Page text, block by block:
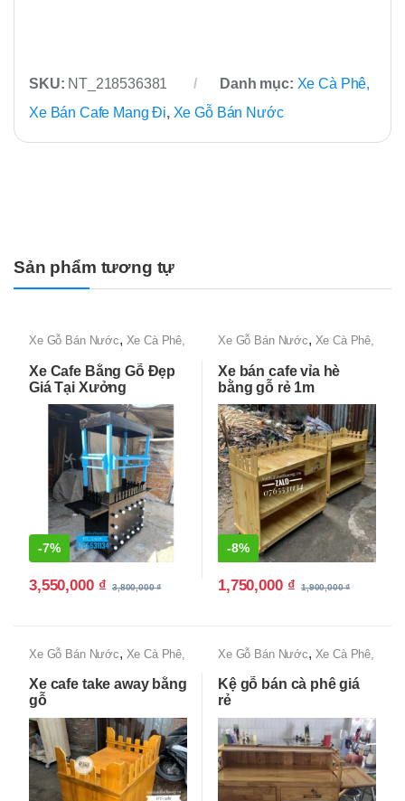
SKU: NT_218536381 Danh mục: Xe Cà Phê,
Xe Bán Cafe Mang Đi, Xe Gỗ Bán Nước
Sản phẩm tương tự
Xe Gỗ Bán Nước, Xe Cà Phê,
Xe Cafe Bằng Gỗ Đẹp
Giá Tại Xưởng
-7%
3,550,000 ₫ 3,800,000₫
Xe Gỗ Bán Nước, Xe Cà Phê,
Xe bán cafe vỉa hè
bằng gỗ rẻ 1m
-8%
1,750,000 ₫ 1,900,000₫
Xe Gỗ Bán Nước, Xe Cà Phê,
Xe cafe take away bằng
gỗ
Xe Gỗ Bán Nước, Xe Cà Phê,
Kệ gỗ bán cà phê giá
rẻ